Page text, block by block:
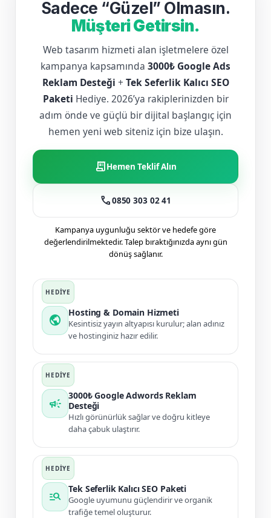
Sadece “Güzel” Olmasın.
Müşteri Getirsin.
Web tasarım hizmeti alan işletmelere özel
kampanya kapsamında 3000₺ Google Ads
Reklam Desteği + Tek Seferlik Kalıcı SEO
Paketi Hediye. 2026’ya rakiplerinizden bir
adım önde ve güçlü bir dijital başlangıç için
hemen yeni web siteniz için bize ulaşın.
receipt_longHemen Teklif Alın
call0850 303 02 41
Kampanya uygunluğu sektör ve hedefe göre
değerlendirilmektedir. Talep bıraktığınızda aynı gün
dönüş sağlanır.
public
Hosting & Domain Hizmeti
Kesintisiz yayın altyapısı kurulur; alan adınız
ve hostinginiz hazır edilir.
campaign
3000₺ Google Adwords Reklam
Desteği
Hızlı görünürlük sağlar ve doğru kitleye
daha çabuk ulaştırır.
manage_search
Tek Seferlik Kalıcı SEO Paketi
Google uyumunu güçlendirir ve organik
trafiğe temel oluşturur.